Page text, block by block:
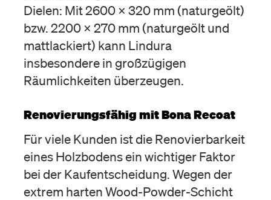
Dielen: Mit 2600 x 320 mm (naturgeölt)
bzw. 2200 x 270 mm (naturgeölt und
mattlackiert) kann Lindura
insbesondere in großzügigen
Räumlichkeiten überzeugen.
Renovierungsfähig mit Bona Recoat
Für viele Kunden ist die Renovierbarkeit
eines Holzbodens ein wichtiger Faktor
bei der Kaufentscheidung. Wegen der
extrem harten Wood-Powder-Schicht